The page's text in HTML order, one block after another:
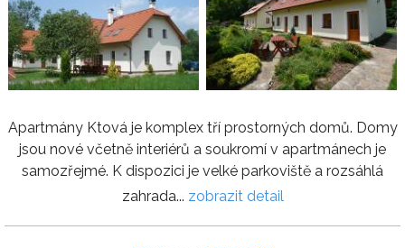
Apartmány Ktová je komplex tří prostorných domů. Domy
jsou nové včetně interiérů a soukromí v apartmánech je
samozřejmé. K dispozici je velké parkoviště a rozsáhlá
zahrada... zobrazit detail